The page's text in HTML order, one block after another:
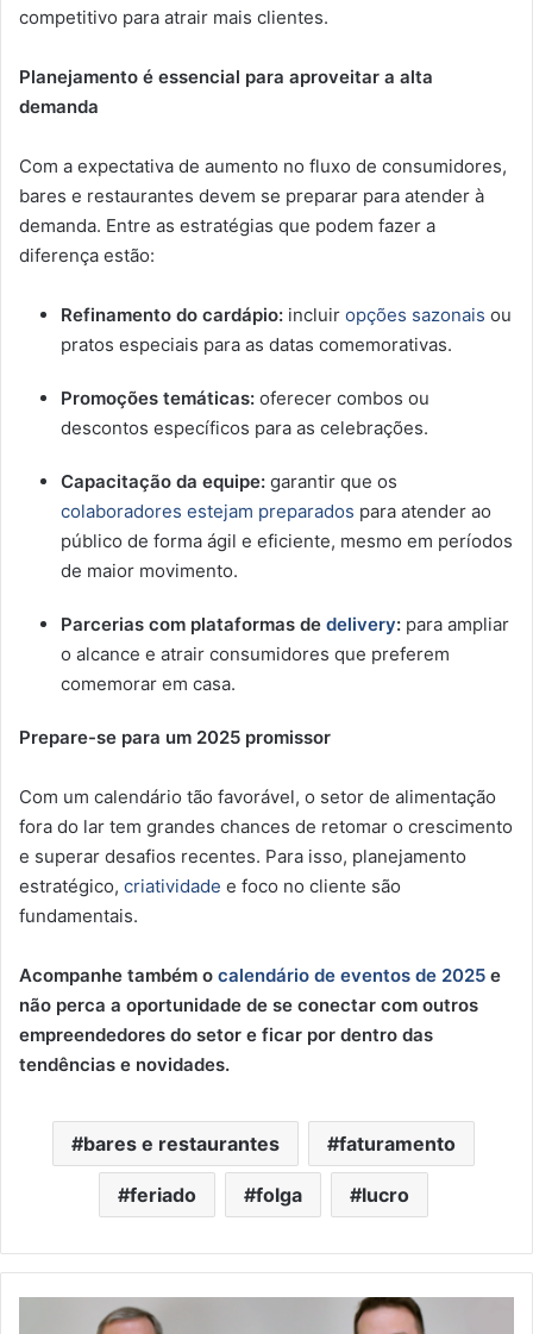
competitivo para atrair mais clientes.
Planejamento é essencial para aproveitar a alta
demanda
Com a expectativa de aumento no fluxo de consumidores,
bares e restaurantes devem se preparar para atender à
demanda. Entre as estratégias que podem fazer a
diferença estão:
Refinamento do cardápio: incluir opções sazonais ou
pratos especiais para as datas comemorativas.
Promoções temáticas: oferecer combos ou
descontos específicos para as celebrações.
Capacitação da equipe: garantir que os
colaboradores estejam preparados para atender ao
público de forma ágil e eficiente, mesmo em períodos
de maior movimento.
Parcerias com plataformas de delivery: para ampliar
o alcance e atrair consumidores que preferem
comemorar em casa.
Prepare-se para um 2025 promissor
Com um calendário tão favorável, o setor de alimentação
fora do lar tem grandes chances de retomar o crescimento
e superar desafios recentes. Para isso, planejamento
estratégico, criatividade e foco no cliente são
fundamentais.
Acompanhe também o calendário de eventos de 2025 e
não perca a oportunidade de se conectar com outros
empreendedores do setor e ficar por dentro das
tendências e novidades.
bares e restaurantes faturamento
feriado folga lucro